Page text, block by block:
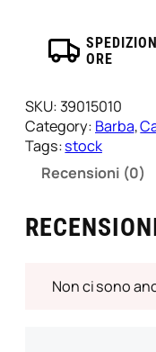
ORE
SKU:39015010
Category: Barba,
Tags:stock
Recensioni (0)
Non ci sono